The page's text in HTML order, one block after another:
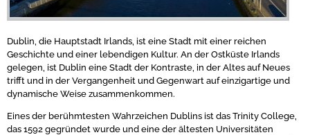
Dublin, die Hauptstadt Irlands, ist eine Stadt mit einer reichen
Geschichte und einer lebendigen Kultur. An der Ostküste Irlands
gelegen, ist Dublin eine Stadt der Kontraste, in der Altes auf Neues
trifft und in der Vergangenheit und Gegenwart auf einzigartige und
dynamische Weise zusammenkommen.
Eines der berühmtesten Wahrzeichen Dublins ist das Trinity College,
das 1592 gegründet wurde und eine der ältesten Universitäten